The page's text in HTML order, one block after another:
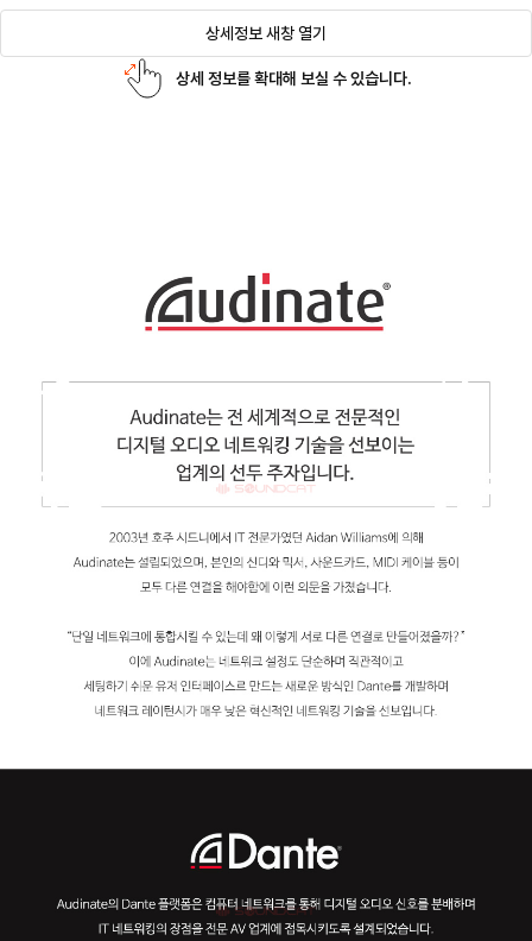
상세정보 새창 열기
상세 정보를 확대해 보실 수 있습니다.